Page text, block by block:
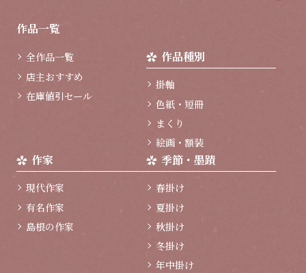
作品一覧
全作品一覧
店主おすすめ
在庫値引セール
作品種別
掛軸
色紙・短冊
まくり
絵画・額装
作家
現代作家
有名作家
島根の作家
季節・墨蹟
春掛け
夏掛け
秋掛け
冬掛け
年中掛け